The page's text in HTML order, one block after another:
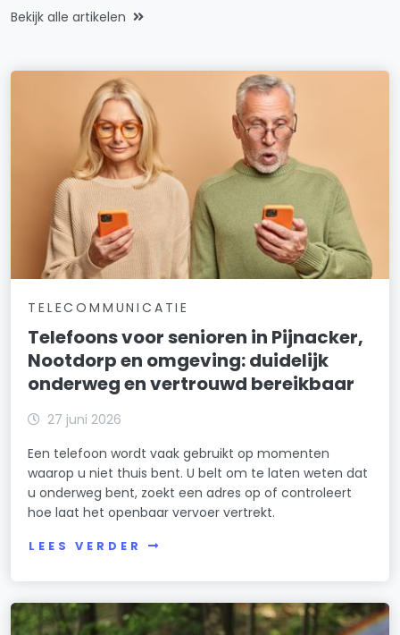
Bekijk alle artikelen
TELECOMMUNICATIE
Telefoons voor senioren in Pijnacker,
Nootdorp en omgeving: duidelijk
onderweg en vertrouwd bereikbaar
27 juni 2026
Een telefoon wordt vaak gebruikt op momenten
waarop u niet thuis bent. U belt om te laten weten dat
u onderweg bent, zoekt een adres op of controleert
hoe laat het openbaar vervoer vertrekt.
LEES VERDER